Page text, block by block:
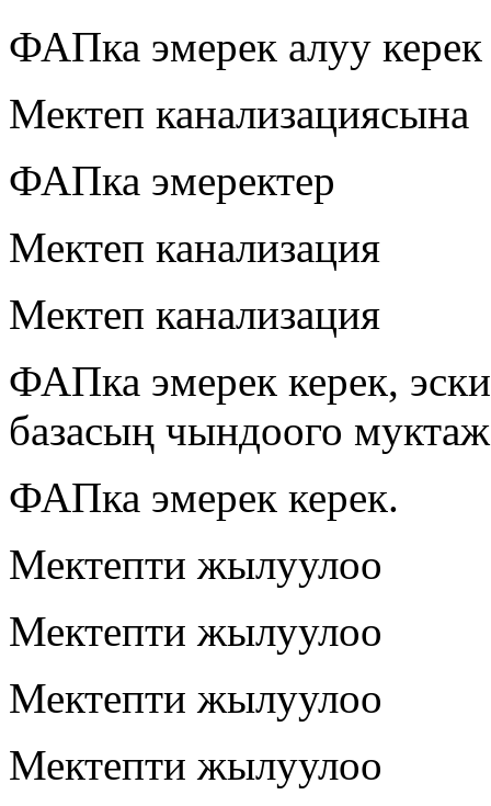
ФАПка эмерек алуу керек
Мектеп канализациясына
ФАПка эмеректер
Мектеп канализация
Мектеп канализация
ФАПка эмерек керек,
базасың чындоого
ФАПка эмерек керек.
Мектепти жылуулоо
Мектепти жылуулоо
Мектепти жылуулоо
Мектепти жылуулоо